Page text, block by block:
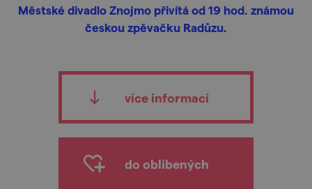
Městské divadlo Znojmo přivítá od 19 hod. známou
českou zpěvačku Radůzu.
více informací
do oblíbených